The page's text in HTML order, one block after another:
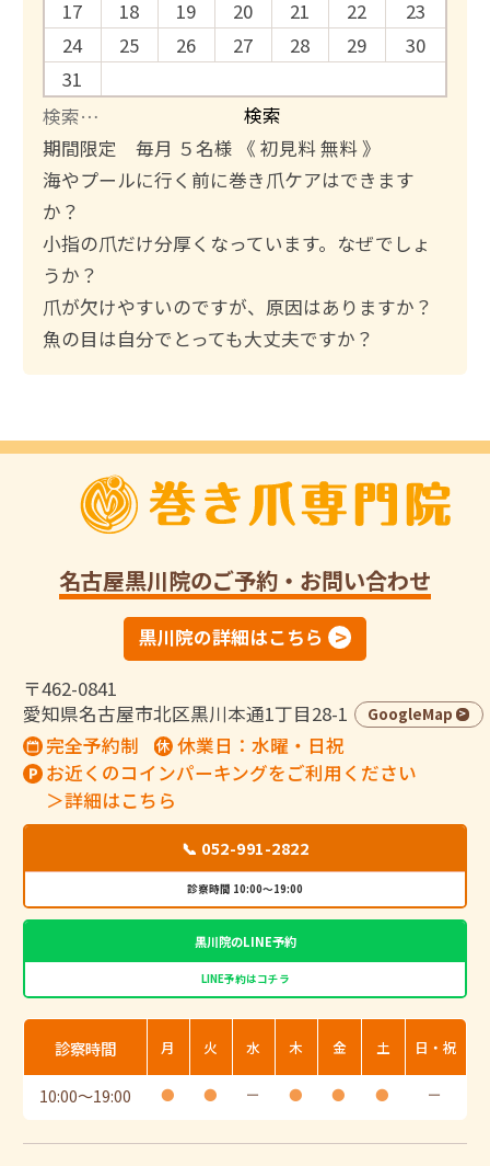
17
18 19 20 21 22
23
24
25 26 27 28 29
30
31
検
索
:
期間限定 毎月 ５名様 《 初見料 無料 》
海やプールに行く前に巻き爪ケアはできます
か？
小指の爪だけ分厚くなっています。なぜでしょ
うか？
爪が欠けやすいのですが、原因はありますか？
魚の目は自分でとっても大丈夫ですか？
名古屋黒川院のご予約・お問い合わせ
黒川院の詳細はこちら
〒462-0841
愛知県名古屋市北区黒川本通1丁目28-1
GoogleMap
完全予約制
休業日：水曜・日祝
お近くのコインパーキングをご利用ください
＞詳細はこちら
📞 052-991-2822
診察時間 10:00～19:00
黒川院のLINE予約
LINE予約はコチラ
診察時間 月 火 水 木 金 土 日・祝
10:00〜19:00 ● ● ー ● ● ● ー